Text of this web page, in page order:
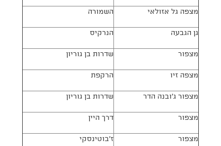
מצפה גל אזולאי השמורה
גן הגבעה הנרקיס
מצפור שדרות בן גוריון
מצפה זיו הרקפת
מצפור ג'ובנה הדר שדרות בן גוריון
מצפור דרך היין
מצפור ז'בוטינסקי